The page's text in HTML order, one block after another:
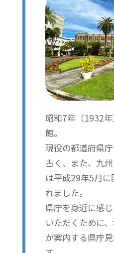
昭和7年（1932
館。
現役の都道府県
古く、また、九
は平成29年5月
れました。
県庁を身近に感
いただくために
が案内する県庁